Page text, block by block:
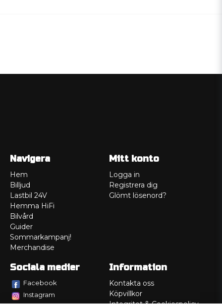
Navigera
Hem
Billjud
Lastbil 24V
Hemma HiFi
Bilvård
Guider
Sommarkampanj!
Merchandise
Mitt konto
Logga in
Registrera dig
Glömt lösenord?
Sociala medier
Facebook
Instagram
Information
Kontakta oss
Köpvillkor
Integritet & Cookiespolicy